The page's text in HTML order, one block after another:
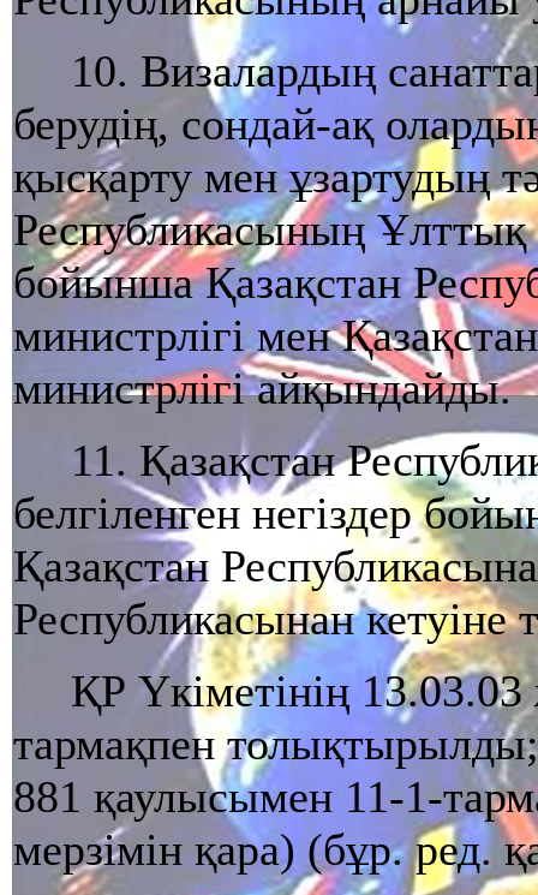
10. Визалардың
берудiң, сондай-ақ
қысқарту мен ұзартудың
Республикасының
бойынша Қазақстан
министрлiгi мен
министрлiгі айқындайды.
11. Қазақстан
белгiленген негіздер
Қазақстан
Республикасынан
ҚР Үкіметінің
тармақпен
881 қаулысымен 11-1-
мерзімін қара) (бұр. ред.